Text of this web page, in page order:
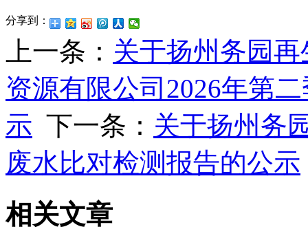
分享到：
上一条： 关于扬州务园再
资源有限公司2026年第
示 下一条： 关于扬州务
废水比对检测报告的公示
相关文章